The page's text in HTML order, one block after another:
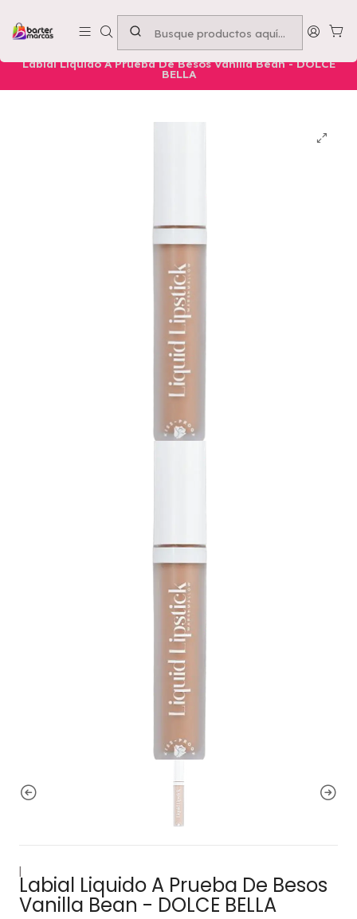
Emprende con nosotros -Compra mínima $50.000
Nuestros Productos Belleza Labios
Labial Liquido A Prueba De Besos Vanilla Bean - DOLCE
BELLA
|
Labial Liquido A Prueba De Besos
Vanilla Bean - DOLCE BELLA